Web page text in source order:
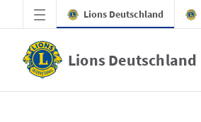
Zum Hauptinhalt springen
Lions Deutschland
Lions Deutschland